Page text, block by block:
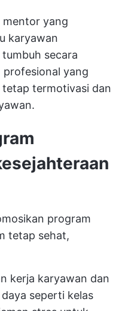
mentor yang
karyawan
secara
yang
termotivasi dan
program
tetap sehat,
kerja karyawan dan
seperti kelas